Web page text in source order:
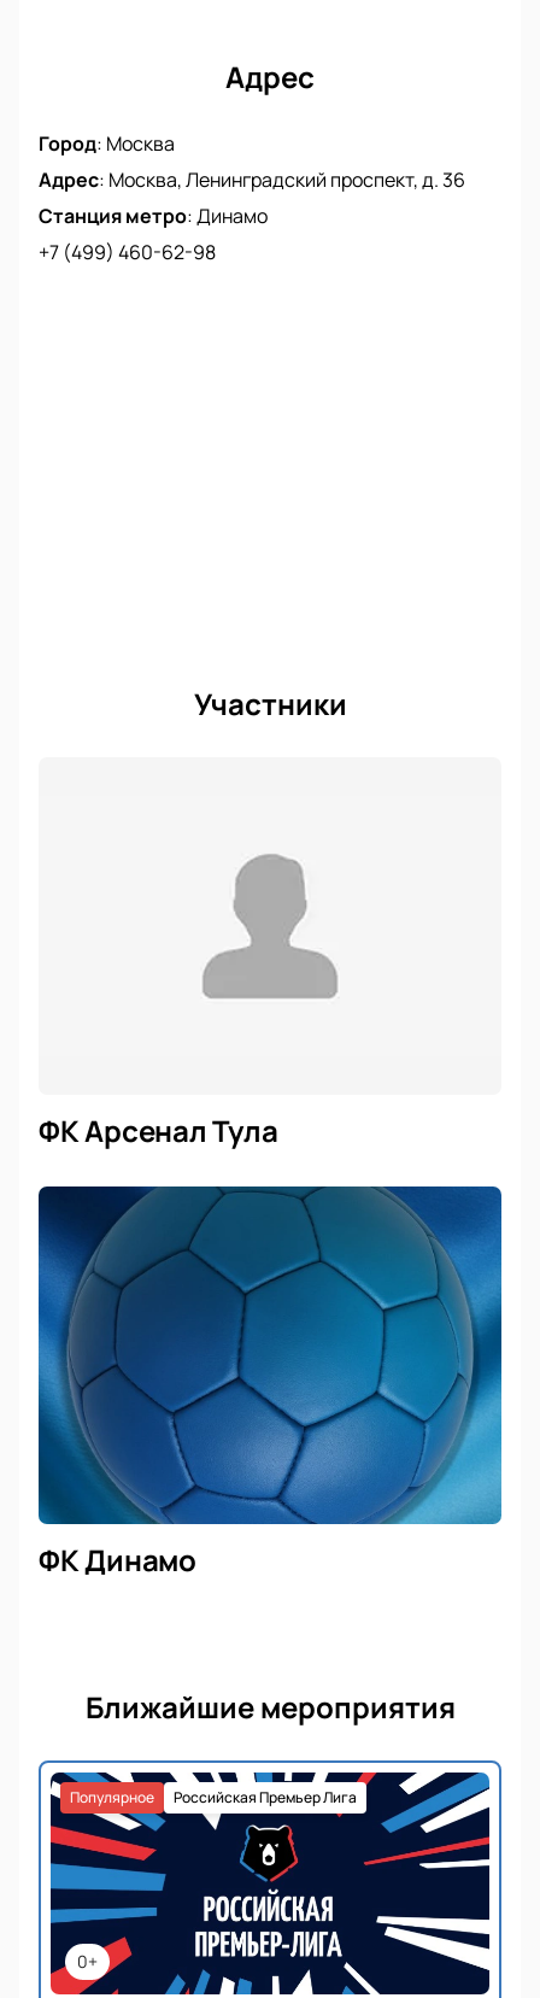
Адрес
Город: Москва
Адрес: Москва, Ленинградский проспект, д. 36
Станция метро:Динамо
+7 (499) 460-62-98
Участники
ФК Арсенал Тула
ФК Динамо
Ближайшие мероприятия
0+
Российская Премьер Лига
Популярное